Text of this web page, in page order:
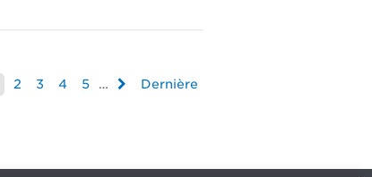
2 3 4 5 … Dernière